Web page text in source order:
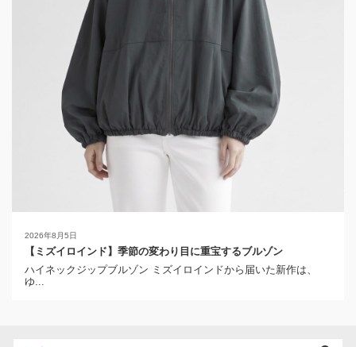
2026年8月5日
【ミズイロインド】季節の変わり目に重宝するブルゾン
ハイネックジップブルゾン ミズイロインドから届いた新作は、
ゆ...